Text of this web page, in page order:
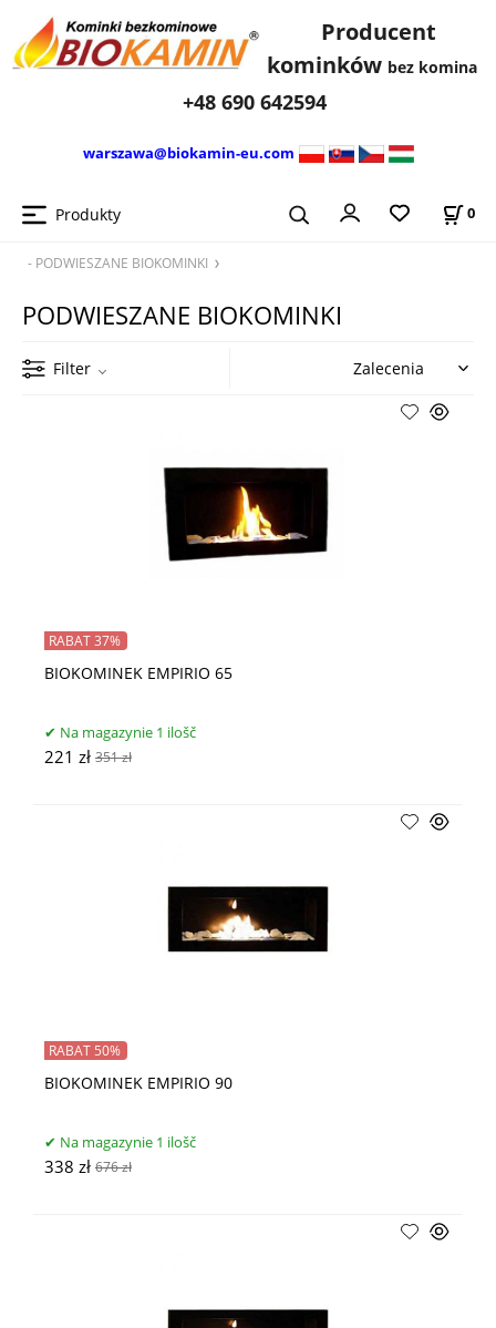
Producent
kominków bez komina
+48 690 642594
warszawa@biokamin-eu.com
Produkty 0
- PODWIESZANE BIOKOMINKI
PODWIESZANE BIOKOMINKI
Filter
BIOKOMINEK EMPIRIO 65
RABAT 37%
Na magazynie 1 ilošč
221 zł 351 zł
BIOKOMINEK EMPIRIO 90
RABAT 50%
Na magazynie 1 ilošč
338 zł 676 zł